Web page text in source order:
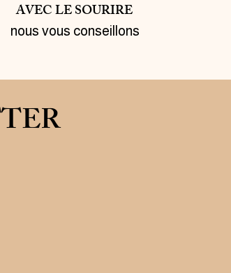
AVEC LE SOURIRE
nous vous conseillons